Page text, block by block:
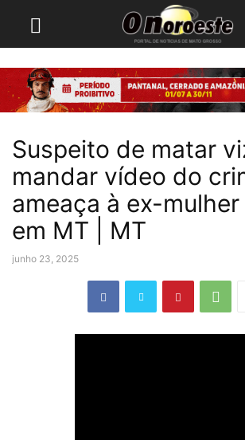
Suspeito de matar
mandar vídeo do
ameaça à ex-
em MT | MT
junho 23, 2025